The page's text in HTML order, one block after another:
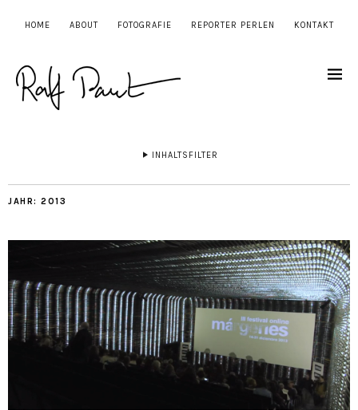
HOME ABOUT FOTOGRAFIE REPORTER PERLEN KONTAKT
INHALTSFILTER
JAHR: 2013